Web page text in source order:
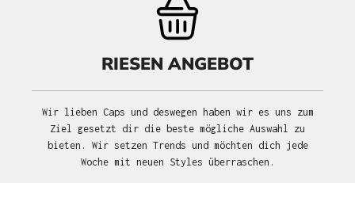
RIESEN ANGEBOT
Wir lieben Caps und deswegen haben wir es uns zum
Ziel gesetzt dir die beste mögliche Auswahl zu
bieten. Wir setzen Trends und möchten dich jede
Woche mit neuen Styles überraschen.